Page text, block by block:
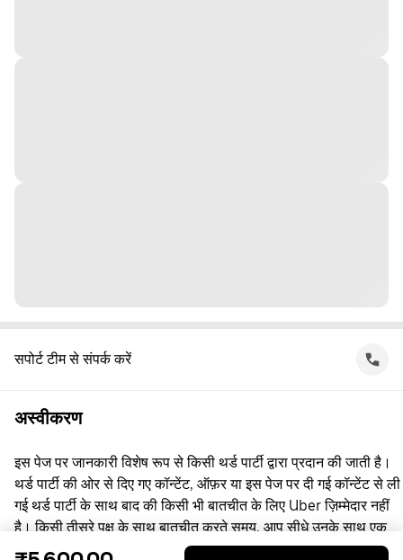
सपोर्ट टीम से संपर्क करें
अस्वीकरण
इस पेज पर जानकारी विशेष रूप से किसी थर्ड पार्टी द्वारा प्रदान की जाती है।
थर्ड पार्टी की ओर से दिए गए कॉन्टेंट, ऑफ़र या इस पेज पर दी गई कॉन्टेंट से ली
गई थर्ड पार्टी के साथ बाद की किसी भी बातचीत के लिए Uber ज़िम्मेदार नहीं
है। किसी तीसरे पक्ष के साथ बातचीत करते समय, आप सीधे उनके साथ एक
समझौता करते हैं, जिसमें Uber पक्षकार नहीं है। सवाल पूछने के लिए, कृपया